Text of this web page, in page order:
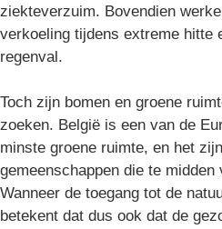
ziekteverzuim. Bovendien
verkoeling tijdens extreme hitte
regenval.
Toch zijn bomen en groene
zoeken. België is een van de
minste groene ruimte, en het
gemeenschappen die te midden
Wanneer de toegang tot de
betekent dat dus ook dat de